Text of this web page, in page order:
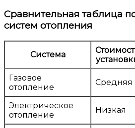
Сравнительная таблица
систем отопления
Система
Газовое
отопление
Средняя
Электрическое
отопление
Низкая